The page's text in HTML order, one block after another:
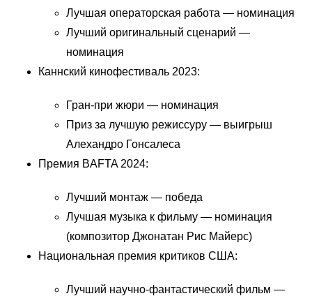
Лучшая операторская работа — номинация
Лучший оригинальный сценарий —
номинация
Каннский кинофестиваль 2023:
Гран-при жюри — номинация
Приз за лучшую режиссуру — выигрыш
Алехандро Гонсалеса
Премия BAFTA 2024:
Лучший монтаж — победа
Лучшая музыка к фильму — номинация
(композитор Джонатан Рис Майерс)
Национальная премия критиков США:
Лучший научно-фантастический фильм —